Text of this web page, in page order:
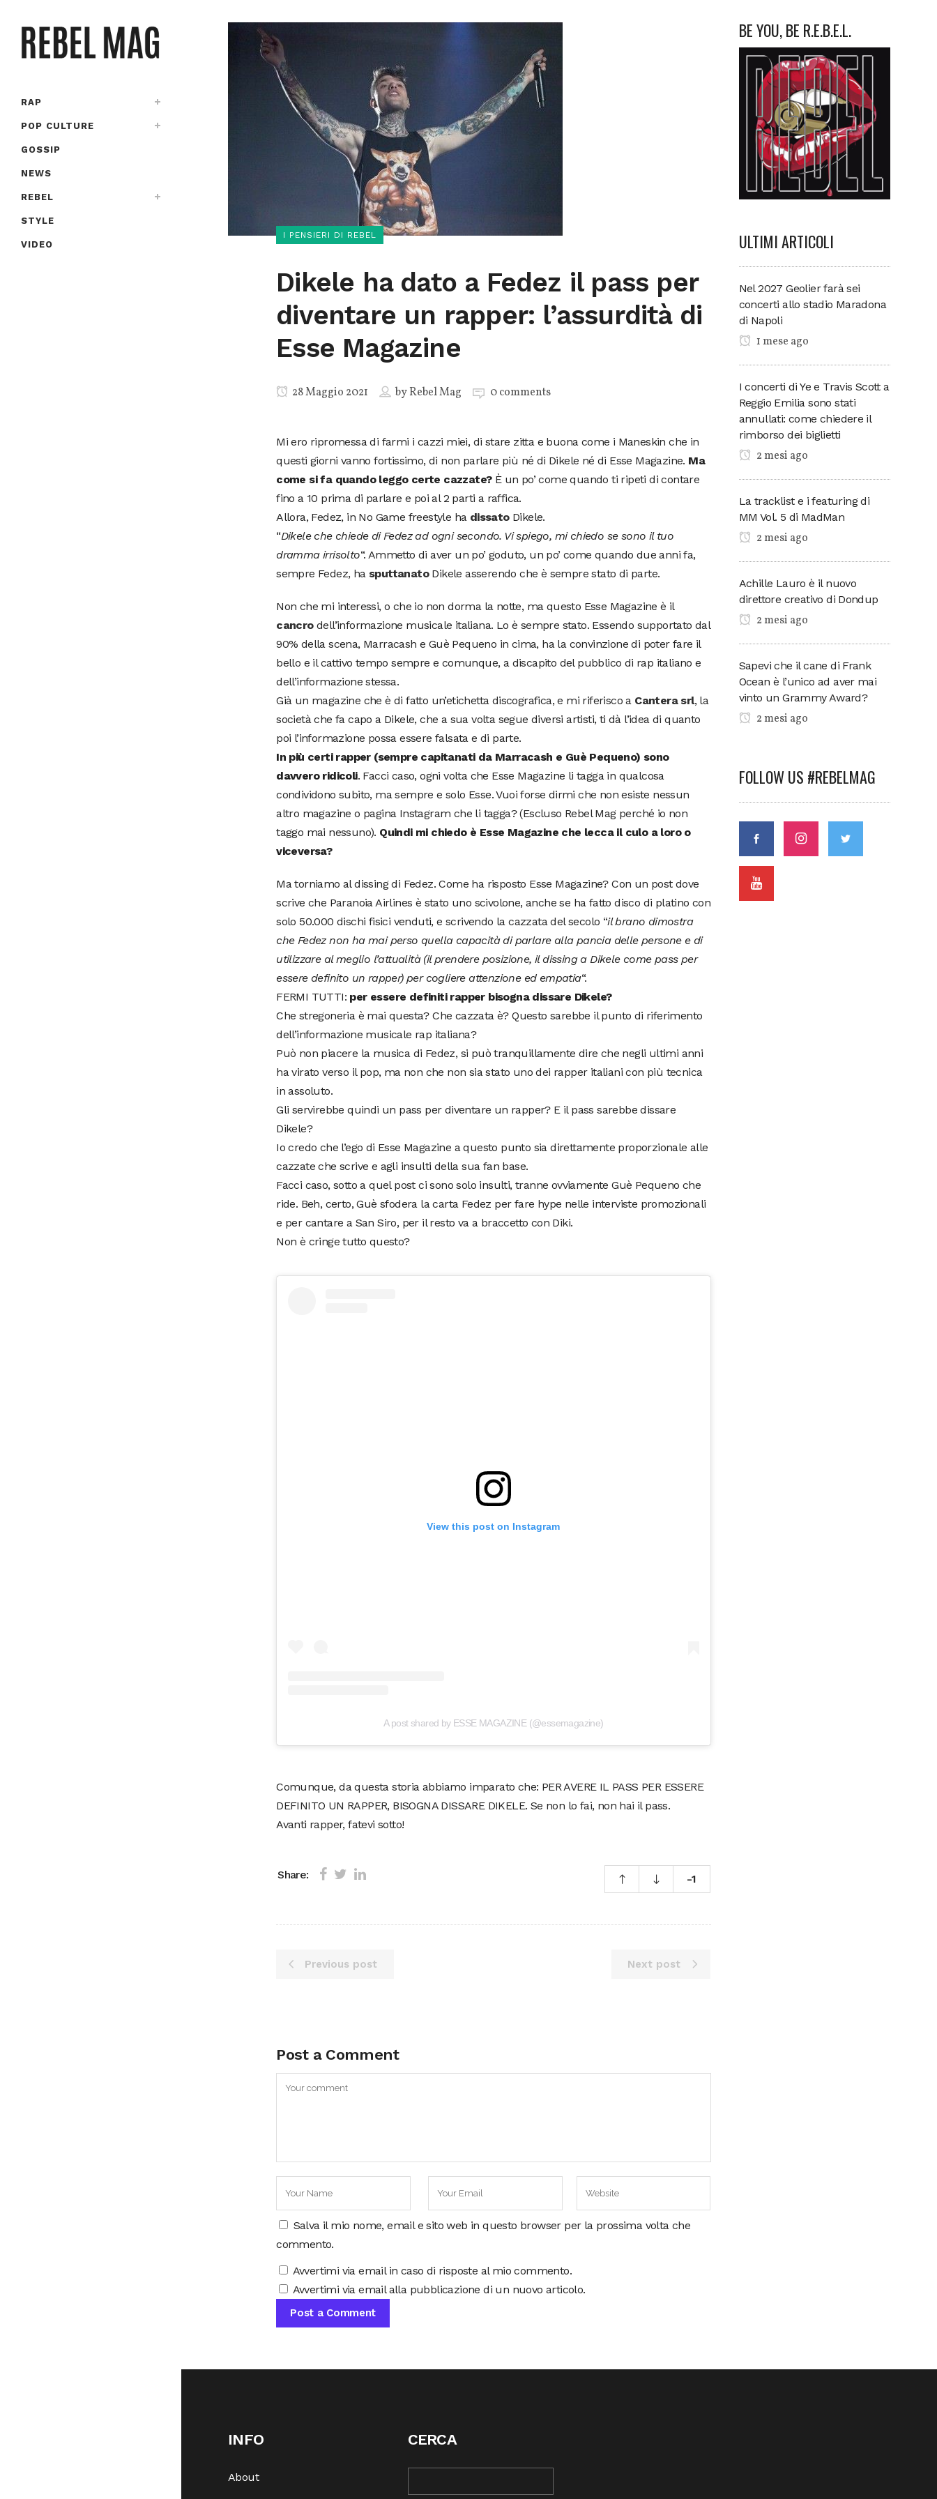
RAP
POP CULTURE
GOSSIP
NEWS
REBEL
STYLE
VIDEO
I PENSIERI DI REBEL
Dikele ha dato a Fedez il pass per
diventare un rapper: l’assurdità di
Esse Magazine
28 Maggio 2021 byRebel Mag 0 comments
Mi ero ripromessa di farmi i cazzi miei, di stare zitta e buona come i Maneskin che in
questi giorni vanno fortissimo, di non parlare più né di Dikele né di Esse Magazine. Ma
come si fa quando leggo certe cazzate?È un po’ come quando ti ripeti di contare
fino a 10 prima di parlare e poi al 2 parti a raffica.
Allora, Fedez, in No Game freestyle ha dissatoDikele.
“Dikele che chiede di Fedez ad ogni secondo. Vi spiego, mi chiedo se sono il tuo
dramma irrisolto“. Ammetto di aver un po’ goduto, un po’ come quando due anni fa,
sempre Fedez, ha sputtanatoDikele asserendo che è sempre stato di parte.
Non che mi interessi, o che io non dorma la notte, ma questo Esse Magazine è il
cancrodell’informazione musicale italiana. Lo è sempre stato. Essendo supportato dal
90% della scena, Marracash e Guè Pequeno in cima, ha la convinzione di poter fare il
bello e il cattivo tempo sempre e comunque, a discapito del pubblico di rap italiano e
dell’informazione stessa.
Già un magazine che è di fatto un’etichetta discografica, e mi riferisco a Cantera srl, la
società che fa capo a Dikele, che a sua volta segue diversi artisti, ti dà l’idea di quanto
poi l’informazione possa essere falsata e di parte.
In più certi rapper (sempre capitanati da Marracash e Guè Pequeno) sono
davvero ridicoli. Facci caso, ogni volta che Esse Magazine li tagga in qualcosa
condividono subito, ma sempre e solo Esse. Vuoi forse dirmi che non esiste nessun
altro magazine o pagina Instagram che li tagga? (Escluso Rebel Mag perché io non
taggo mai nessuno). Quindi mi chiedo è Esse Magazine che lecca il culo a loro o
viceversa?
Ma torniamo al dissing di Fedez. Come ha risposto Esse Magazine? Con un post dove
scrive che Paranoia Airlines è stato uno scivolone, anche se ha fatto disco di platino con
solo 50.000 dischi fisici venduti, e scrivendo la cazzata del secolo “il brano dimostra
che Fedez non ha mai perso quella capacità di parlare alla pancia delle persone e di
utilizzare al meglio l’attualità (il prendere posizione, il dissing a Dikele come pass per
essere definito un rapper) per cogliere attenzione ed empatia“.
FERMI TUTTI: per essere definiti rapper bisogna dissare Dikele?
Che stregoneria è mai questa? Che cazzata è? Questo sarebbe il punto di riferimento
dell’informazione musicale rap italiana?
Può non piacere la musica di Fedez, si può tranquillamente dire che negli ultimi anni
ha virato verso il pop, ma non che non sia stato uno dei rapper italiani con più tecnica
in assoluto.
Gli servirebbe quindi un pass per diventare un rapper? E il pass sarebbe dissare
Dikele?
Io credo che l’ego di Esse Magazine a questo punto sia direttamente proporzionale alle
cazzate che scrive e agli insulti della sua fan base.
Facci caso, sotto a quel post ci sono solo insulti, tranne ovviamente Guè Pequeno che
ride. Beh, certo, Guè sfodera la carta Fedez per fare hype nelle interviste promozionali
e per cantare a San Siro, per il resto va a braccetto con Diki.
Non è cringe tutto questo?
View this post on Instagram
A post shared by ESSE MAGAZINE (@essemagazine)
Comunque, da questa storia abbiamo imparato che: PER AVERE IL PASS PER ESSERE
DEFINITO UN RAPPER, BISOGNA DISSARE DIKELE. Se non lo fai, non hai il pass.
Avanti rapper, fatevi sotto!
Share: -1
Previous post Next post
Post a Comment
Salva il mio nome, email e sito web in questo browser per la prossima volta che
commento.
Avvertimi via email in caso di risposte al mio commento.
Avvertimi via email alla pubblicazione di un nuovo articolo.
BE YOU, BE R.E.B.E.L.
ULTIMI ARTICOLI
Nel 2027 Geolier farà sei
concerti allo stadio Maradona
di Napoli
1 mese ago
I concerti di Ye e Travis Scott a
Reggio Emilia sono stati
annullati: come chiedere il
rimborso dei biglietti
2 mesi ago
La tracklist e i featuring di
MM Vol. 5 di MadMan
2 mesi ago
Achille Lauro è il nuovo
direttore creativo di Dondup
2 mesi ago
Sapevi che il cane di Frank
Ocean è l’unico ad aver mai
vinto un Grammy Award?
2 mesi ago
FOLLOW US #REBELMAG
INFO
About
CERCA